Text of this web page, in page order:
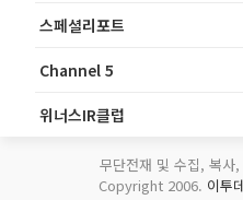
스페셜리포트
Channel 5
위너스IR클럽
무단전재 및 수집, 복사
Copyright 2006. 이투